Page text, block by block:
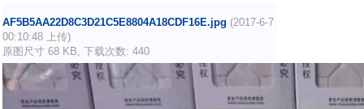
AF5B5AA22D8C3D21C5E8804A18CDF16E.jpg (2017-6-7
00:10:48 上传)
原图尺寸 68 KB, 下载次数: 440